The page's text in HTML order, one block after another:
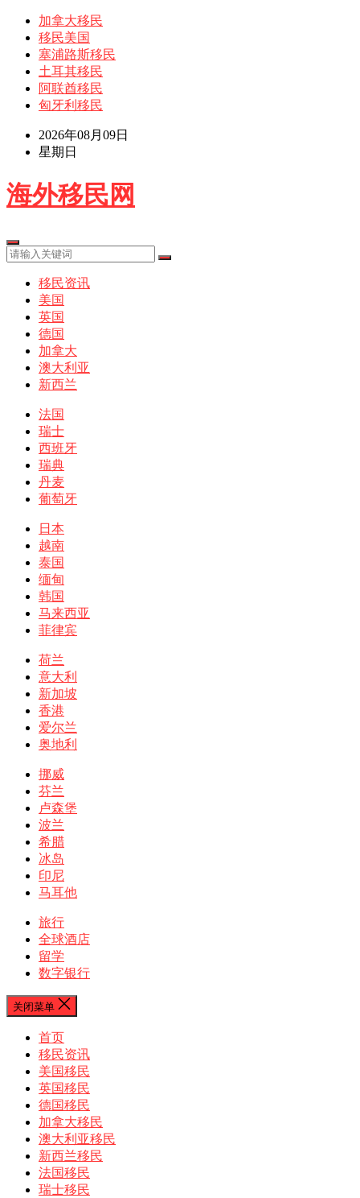
加拿大移民
移民美国
塞浦路斯移民
土耳其移民
阿联酋移民
匈牙利移民
2026年08月09日
星期日
海外移民网
移民资讯
美国
英国
德国
加拿大
澳大利亚
新西兰
法国
瑞士
西班牙
瑞典
丹麦
葡萄牙
日本
越南
泰国
缅甸
韩国
马来西亚
菲律宾
荷兰
意大利
新加坡
香港
爱尔兰
奥地利
挪威
芬兰
卢森堡
波兰
希腊
冰岛
印尼
马耳他
旅行
全球酒店
留学
数字银行
关闭菜单
首页
移民资讯
美国移民
英国移民
德国移民
加拿大移民
澳大利亚移民
新西兰移民
法国移民
瑞士移民